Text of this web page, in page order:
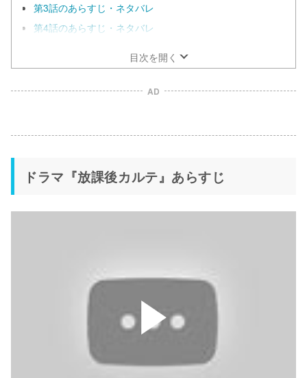
第3話のあらすじ・ネタバレ
第4話のあらすじ・ネタバレ
目次を開く
AD
ドラマ『放課後カルテ』あらすじ